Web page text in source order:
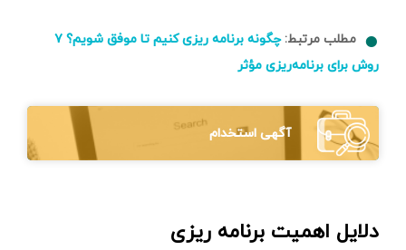
مطلب مرتبط:
چگونه برنامه ریزی کنیم تا موفق شویم؟ ۷
روش برای برنامه‌ریزی مؤثر
آگهی استخدام
دلایل اهمیت برنامه ریزی